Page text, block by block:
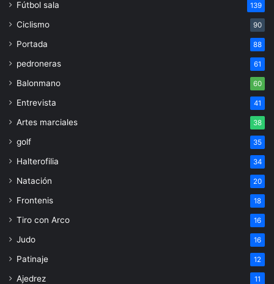
Fútbol sala 139
Ciclismo 90
Portada 88
pedroneras 61
Balonmano 60
Entrevista 41
Artes marciales 38
golf 35
Halterofilia 34
Natación 20
Frontenis 18
Tiro con Arco 16
Judo 16
Patinaje 12
Ajedrez 11